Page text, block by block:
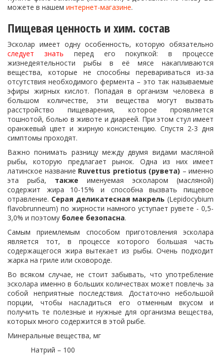
можете в нашем интернет-магазине.
Пищевая ценность и хим. состав
Эсколар имеет одну особенность, которую обязательно
следует знать перед его покупкой: в процессе
жизнедеятельности рыбы в её мясе накапливаются
вещества, которые не способны перевариваться из-за
отсутствия необходимого фермента – это так называемые
эфиры жирных кислот. Попадая в организм человека в
большом количестве, эти вещества могут вызвать
расстройство пищеварения, которое проявляется
тошнотой, болью в животе и диареей. При этом стул имеет
оранжевый цвет и жирную консистенцию. Спустя 2-3 дня
симптомы проходят.
Важно понимать разницу между двумя видами масляной
рыбы, которую предлагает рынок. Одна из них имеет
латинское название Ruvettus pretiotus (рувета) – именно
эта рыба, также именуемая эсколаром (масляной)
содержит жира 10-15% и способна вызвать пищевое
отравление. Серая деликатесная макрель (Lepidocybium
flavobrunneum) по жирности намного уступает рувете - 0,5-
3,0% и поэтому более безопасна.
Самым приемлемым способом приготовления эсколара
является тот, в процессе которого большая часть
содержащегося жира вытекает из рыбы. Очень подходит
жарка на гриле или сковороде.
Во всяком случае, не стоит забывать, что употребление
эсколара именно в больших количествах может повлечь за
собой неприятные последствия. Достаточно небольшой
порции, чтобы насладиться его отменным вкусом и
получить те полезные и нужные для организма вещества,
которых много содержится в этой рыбе.
Минеральные вещества, мг
Натрий – 100